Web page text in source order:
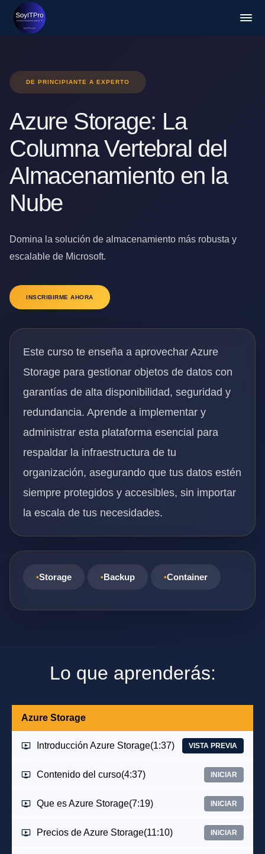
DE PRINCIPIANTE A EXPERTO
Azure Storage: La
Columna Vertebral del
Almacenamiento en la
Nube
Domina la solución de almacenamiento más robusta y
escalable de Microsoft.
INSCRIBIRME AHORA
Este curso te enseña a aprovechar Azure
Storage para gestionar objetos de datos con
garantías de alta disponibilidad, seguridad y
redundancia. Aprende a implementar y
administrar esta plataforma esencial para
respaldar la infraestructura de tu
organización, asegurando que tus datos estén
siempre protegidos y accesibles, sin importar
la escala de tus necesidades.
Storage Backup Container
Lo que aprenderás:
Azure Storage
Introducción Azure Storage(1:37) VISTA PREVIA
Contenido del curso(4:37) INICIAR
Que es Azure Storage(7:19) INICIAR
Precios de Azure Storage(11:10) INICIAR